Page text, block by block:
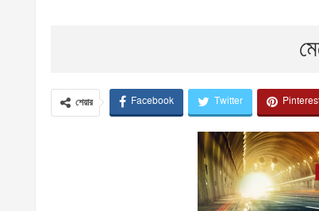
শেয়ার Facebook Twitter